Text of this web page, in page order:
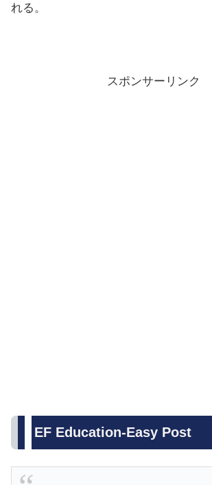
れる。
スポンサーリンク
EF Education-Easy Post